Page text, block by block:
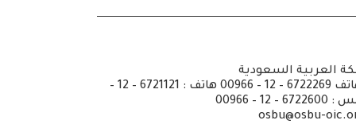
العربية السعودية
ص.ب: 6351 جدة الرمز 21442 هاتف 6722269 – 12 – 00966 هاتف : 6721121 – 12 –
osbu@osbu-